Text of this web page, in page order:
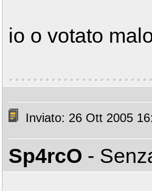
io o votato
Inviato: 26 Ott 2005
Sp4rcO -